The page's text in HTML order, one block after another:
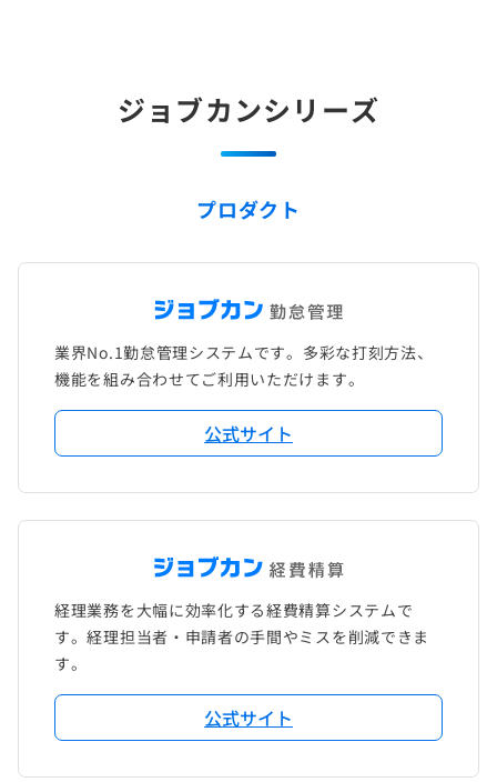
ジョブカンシリーズ
プロダクト
業界No.1勤怠管理システムです。多彩な打刻方法、
機能を組み合わせてご利用いただけます。
公式サイト
経理業務を大幅に効率化する経費精算システムで
す。経理担当者・申請者の手間やミスを削減できま
す。
公式サイト